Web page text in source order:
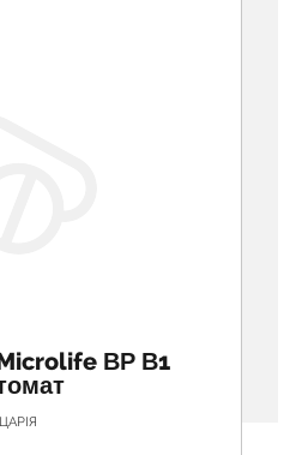
ВР В1